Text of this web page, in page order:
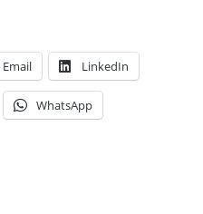
Email LinkedIn
WhatsApp